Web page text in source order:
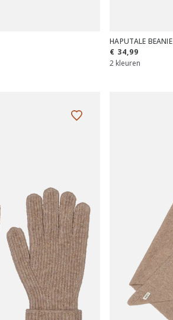
HAPUTALE BEANIE
€ 34,99
2 kleuren